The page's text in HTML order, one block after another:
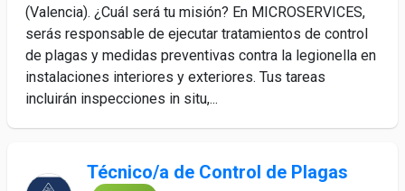
(Valencia). ¿Cuál será tu misión? En MICROSERVICES,
serás responsable de ejecutar tratamientos de control
de plagas y medidas preventivas contra la legionella en
instalaciones interiores y exteriores. Tus tareas
incluirán inspecciones in situ,...
Técnico/a de Control de Plagas